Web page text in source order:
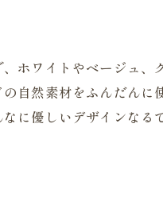
ホワイトやベージュ
自然素材をふんだん
に優しいデザインなる